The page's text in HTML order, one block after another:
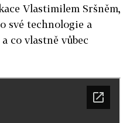
Vlastimilem Sršněm,
své technologie a
co vlastně vůbec